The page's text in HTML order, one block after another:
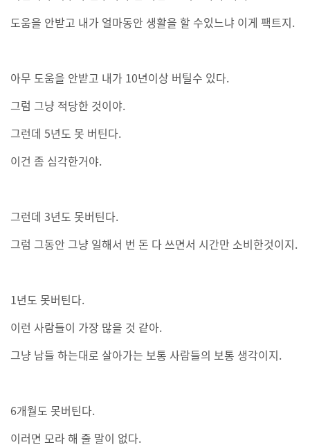
도움을 안받고 내가 얼마동안 생활을 할 수있느냐 이게 팩트지.
아무 도움을 안받고 내가 10년이상 버틸수 있다.
그럼 그냥 적당한 것이야.
그런데 5년도 못 버틴다.
이건 좀 심각한거야.
그런데 3년도 못버틴다.
그럼 그동안 그냥 일해서 번 돈 다 쓰면서 시간만 소비한것이지.
1년도 못버틴다.
이런 사람들이 가장 많을 것 같아.
그냥 남들 하는대로 살아가는 보통 사람들의 보통 생각이지.
6개월도 못버틴다.
이러면 모라 해 줄 말이 없다.